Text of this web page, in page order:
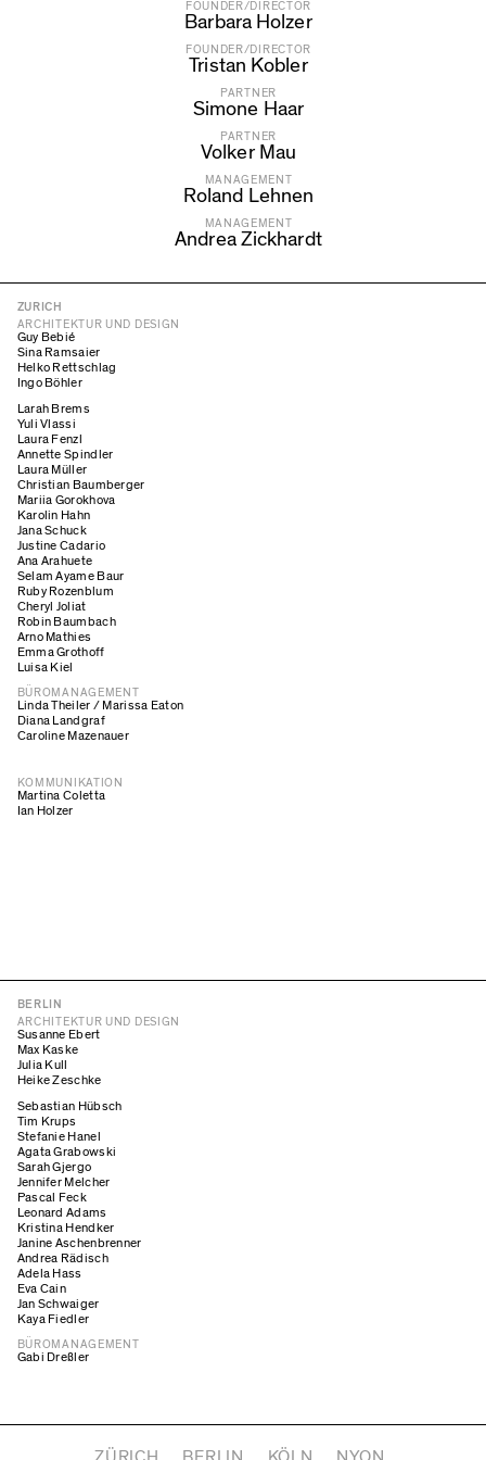
FOUNDER/DIRECTOR
Barbara Holzer
FOUNDER/DIRECTOR
Tristan Kobler
PARTNER
Simone Haar
PARTNER
Volker Mau
MANAGEMENT
Roland Lehnen
MANAGEMENT
Andrea Zickhardt
ZURICH
ARCHITEKTUR UND DESIGN
Guy Bebié
Sina Ramsaier
Helko Rettschlag
Ingo Böhler
Larah Brems
Yuli Vlassi
Laura Fenzl
Annette Spindler
Laura Müller
Christian Baumberger
Mariia Gorokhova
Karolin Hahn
Jana Schuck
Justine Cadario
Ana Arahuete
Selam Ayame Baur
Ruby Rozenblum
Cheryl Joliat
Robin Baumbach
Arno Mathies
Emma Grothoff
Luisa Kiel
BÜROMANAGEMENT
Linda Theiler / Marissa Eaton
Diana Landgraf
Caroline Mazenauer
KOMMUNIKATION
Martina Coletta
Ian Holzer
BERLIN
ARCHITEKTUR UND DESIGN
Susanne Ebert
Max Kaske
Julia Kull
Heike Zeschke
Sebastian Hübsch
Tim Krups
Stefanie Hanel
Agata Grabowski
Sarah Gjergo
Jennifer Melcher
Pascal Feck
Leonard Adams
Kristina Hendker
Janine Aschenbrenner
Andrea Rädisch
Adela Hass
Eva Cain
Jan Schwaiger
Kaya Fiedler
BÜROMANAGEMENT
Gabi Dreßler